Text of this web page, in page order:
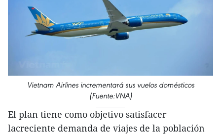
Vietnam Airlines incrementará sus vuelos domésticos
(Fuente:VNA)
El plan tiene como objetivo satisfacer
lacreciente demanda de viajes de la población